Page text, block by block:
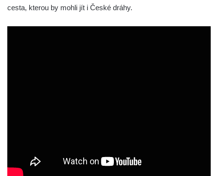
cesta, kterou by mohli jít i České dráhy.